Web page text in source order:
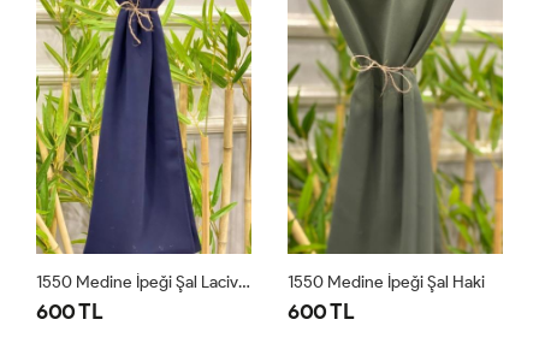
1550 Medine İpeği Şal Lacivert
600 TL
1550 Medine İpeği Şal Haki
600 TL